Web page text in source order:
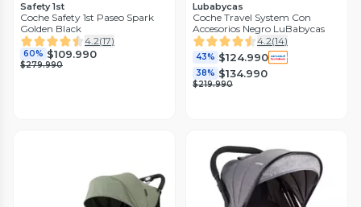
Safety 1st
Coche Safety 1st Paseo Spark
Golden Black
4.2(17)
60% $109.990
$279.990
Lubabycas
Coche Travel System Con
Accesorios Negro LuBabycas
4.2(14)
43% $124.990
38% $134.990
$219.990